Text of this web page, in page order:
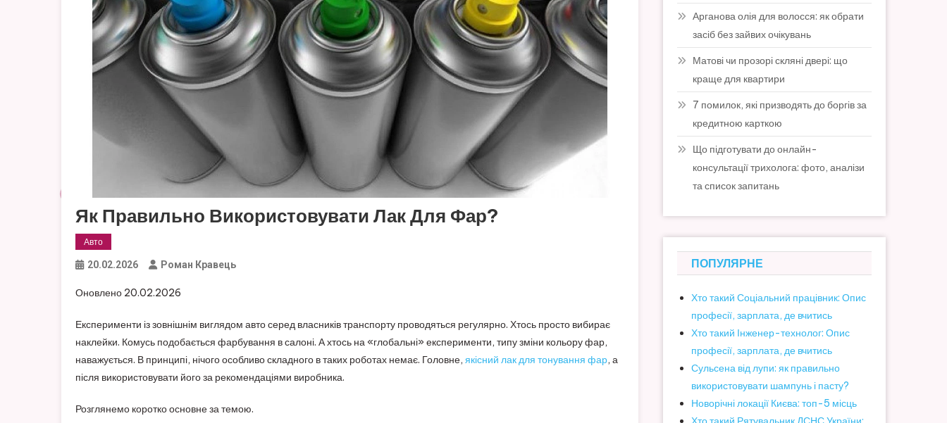
Як Правильно Використовувати Лак Для Фар?
Авто
20.02.2026 Роман Кравець
Оновлено 20.02.2026
Експерименти із зовнішнім виглядом авто серед власників транспорту проводяться регулярно. Хтось просто вибирає
наклейки. Комусь подобається фарбування в салоні. А хтось на «глобальні» експерименти, типу зміни кольору фар,
наважується. В принципі, нічого особливо складного в таких роботах немає. Головне, якісний лак для тонування фар, а
після використовувати його за рекомендаціями виробника.
Розглянемо коротко основне за темою.
Арганова олія для волосся: як обрати
засіб без зайвих очікувань
Матові чи прозорі скляні двері: що
краще для квартири
7 помилок, які призводять до боргів за
кредитною карткою
Що підготувати до онлайн-
консультації трихолога: фото, аналізи
та список запитань
ПОПУЛЯРНЕ
Хто такий Соціальний працівник: Опис
професії, зарплата, де вчитись
Хто такий Інженер-технолог: Опис
професії, зарплата, де вчитись
Сульсена від лупи: як правильно
використовувати шампунь і пасту?
Новорічні локації Києва: топ-5 місць